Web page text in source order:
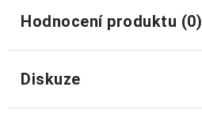
Hodnocení produktu (0)
Diskuze